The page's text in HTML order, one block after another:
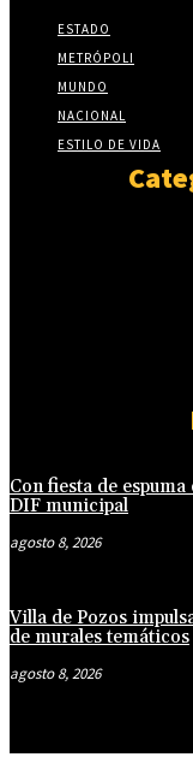
ESTADO
METRÓPOLI
MUNDO
NACIONAL
ESTILO DE VIDA
Con fiesta de
DIF municipal
agosto 8, 2026
Villa de Pozos
de murales temáticos
agosto 8, 2026